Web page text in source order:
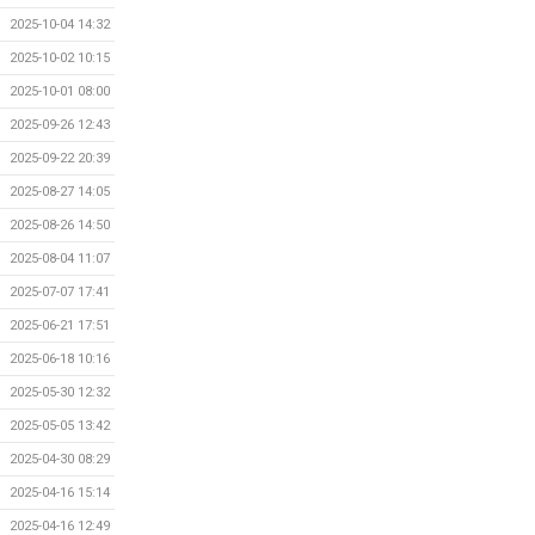
2025-10-04 14:32
2025-10-02 10:15
2025-10-01 08:00
2025-09-26 12:43
2025-09-22 20:39
2025-08-27 14:05
2025-08-26 14:50
2025-08-04 11:07
2025-07-07 17:41
2025-06-21 17:51
2025-06-18 10:16
2025-05-30 12:32
2025-05-05 13:42
2025-04-30 08:29
2025-04-16 15:14
2025-04-16 12:49